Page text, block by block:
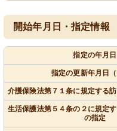
開始年月日・指定情報
指定の年月日
指定の更新年月日（
介護保険法第７１条に規定する
生活保護法第５４条の２に規定
の指定